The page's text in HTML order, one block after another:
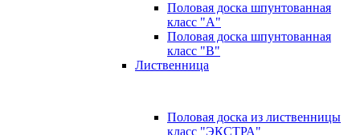
Половая доска шпунтованная
класс "А"
Половая доска шпунтованная
класс "B"
Лиственница
Половая доска из лиственницы
класс "ЭКСТРА"